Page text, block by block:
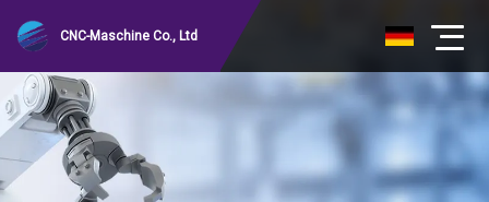
CNC-Maschine Co., Ltd